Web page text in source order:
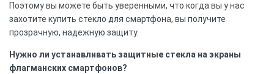
Поэтому вы можете быть уверенными, что когда вы у нас
захотите купить стекло для смартфона, вы получите
прозрачную, надежную защиту.
Нужно ли устанавливать защитные стекла на экраны
флагманских смартфонов?